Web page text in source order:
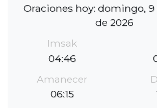
Oraciones hoy: domingo,
de 2026
Imsak
04:46
Amanecer
06:15